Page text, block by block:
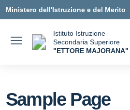
Ministero dell'Istruzione e del Merito
Istituto Istruzione
Secondaria Superiore
"ETTORE MAJORANA"
Sample Page